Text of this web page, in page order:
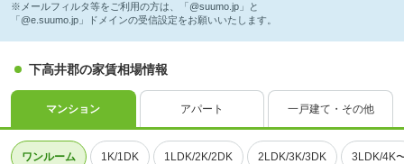
※メールフィルタ等をご利用の方は、「@suumo.jp」と
「@e.suumo.jp」ドメインの受信設定をお願いいたします。
下高井郡の家賃相場情報
マンション アパート 一戸建て・その他
ワンルーム 1K/1DK 1LDK/2K/2DK 2LDK/3K/3DK 3LDK/4K